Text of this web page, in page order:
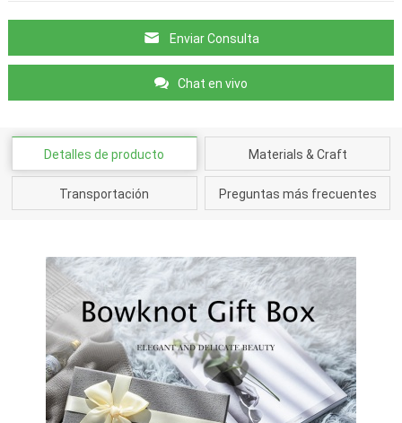
Enviar Consulta
Chat en vivo
Detalles de producto Materials & Craft
Transportación Preguntas más frecuentes